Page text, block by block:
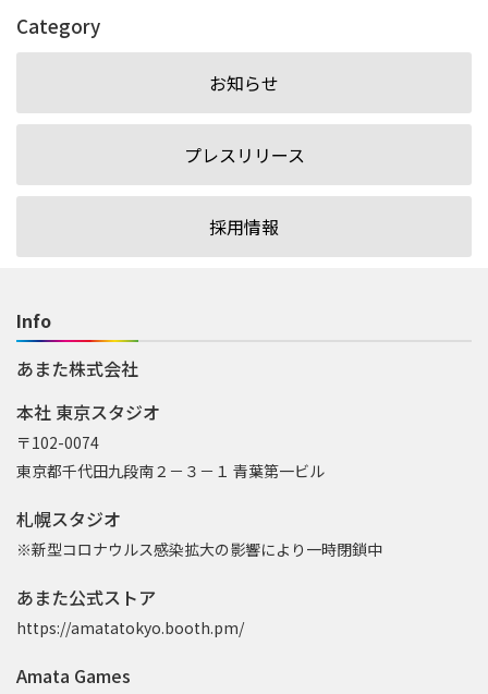
Category
お知らせ
プレスリリース
採用情報
Info
あまた株式会社
本社 東京スタジオ
〒102-0074
東京都千代田九段南２－３－１ 青葉第一ビル
札幌スタジオ
※新型コロナウルス感染拡大の影響により一時閉鎖中
あまた公式ストア
https://amatatokyo.booth.pm/
Amata Games